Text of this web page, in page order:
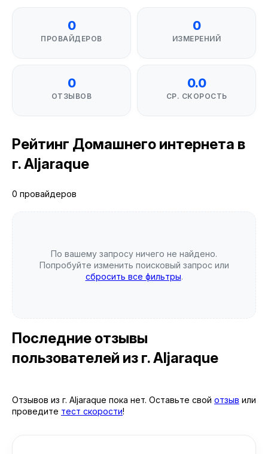
0
ПРОВАЙДЕРОВ
0
ИЗМЕРЕНИЙ
0
ОТЗЫВОВ
0.0
СР. СКОРОСТЬ
Рейтинг Домашнего интернета в
г. Aljaraque
0 провайдеров
По вашему запросу ничего не найдено.
Попробуйте изменить поисковый запрос или
сбросить все фильтры.
Последние отзывы
пользователей из г. Aljaraque
Отзывов из г. Aljaraque пока нет. Оставьте свой отзыв или
проведите тест скорости!